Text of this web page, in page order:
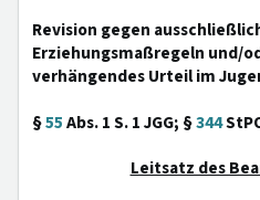
Revision gegen
Erziehungsmaßregeln und/
verhängendes Urteil im
§55Abs. 1 S. 1 JGG; §344
Leitsatz des